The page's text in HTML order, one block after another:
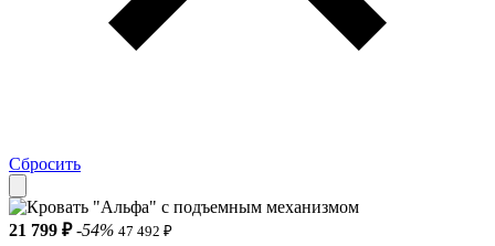
Сбросить
21 799 ₽ -54% 47 492 ₽